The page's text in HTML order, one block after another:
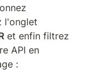
et enfin filtrez
API en
: